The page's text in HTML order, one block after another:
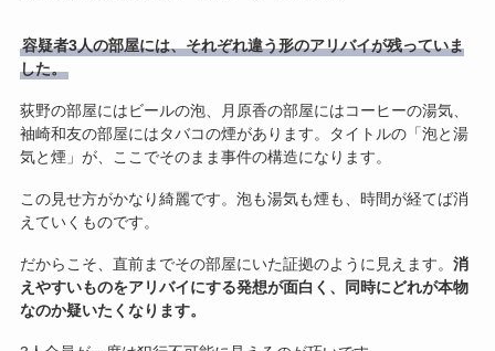
容疑者3人の部屋には、それぞれ違う形のアリバイが残っていま
した。
荻野の部屋にはビールの泡、月原香の部屋にはコーヒーの湯気、
袖崎和友の部屋にはタバコの煙があります。タイトルの「泡と湯
気と煙」が、ここでそのまま事件の構造になります。
この見せ方がかなり綺麗です。泡も湯気も煙も、時間が経てば消
えていくものです。
だからこそ、直前までその部屋にいた証拠のように見えます。 消
えやすいものをアリバイにする発想が面白く、同時にどれが本物
なのか疑いたくなります。